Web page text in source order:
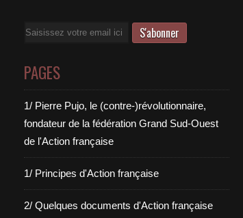
Email
PAGES
1/ Pierre Pujo, le (contre-)révolutionnaire,
fondateur de la fédération Grand Sud-Ouest
de l'Action française
1/ Principes d'Action française
2/ Quelques documents d'Action française